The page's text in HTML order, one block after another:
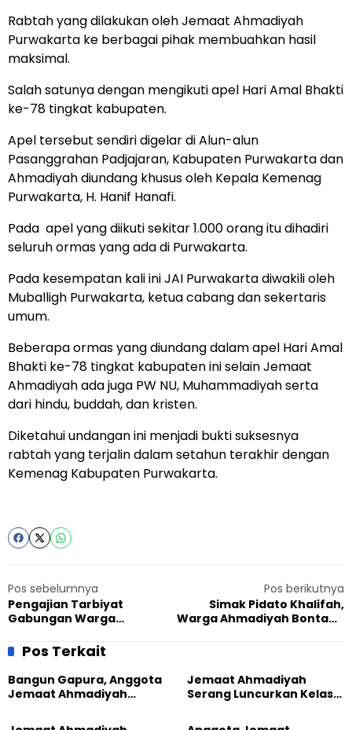
Rabtah yang dilakukan oleh Jemaat Ahmadiyah
Purwakarta ke berbagai pihak membuahkan hasil
maksimal.
Salah satunya dengan mengikuti apel Hari Amal Bhakti
ke-78 tingkat kabupaten.
Apel tersebut sendiri digelar di Alun-alun
Pasanggrahan Padjajaran, Kabupaten Purwakarta dan
Ahmadiyah diundang khusus oleh Kepala Kemenag
Purwakarta, H. Hanif Hanafi.
Pada apel yang diikuti sekitar 1.000 orang itu dihadiri
seluruh ormas yang ada di Purwakarta.
Pada kesempatan kali ini JAI Purwakarta diwakili oleh
Muballigh Purwakarta, ketua cabang dan sekertaris
umum.
Beberapa ormas yang diundang dalam apel Hari Amal
Bhakti ke-78 tingkat kabupaten ini selain Jemaat
Ahmadiyah ada juga PW NU, Muhammadiyah serta
dari hindu, buddah, dan kristen.
Diketahui undangan ini menjadi bukti suksesnya
rabtah yang terjalin dalam setahun terakhir dengan
Kemenag Kabupaten Purwakarta.
Pos sebelumnya
Pengajian Tarbiyat
Gabungan Warga
Tinggi, Diingatkan Kunci
Penyucian Diri
Pos berikutnya
Simak Pidato Khalifah,
Warga Ahmadiyah Bontang
Memasuki Tahun yang Baru
Pos Terkait
Bangun Gapura, Anggota
Jemaat Ahmadiyah
Sambut HUT RI ke-81
Jemaat Ahmadiyah
Serang Luncurkan Kelas
Generasi Unggul